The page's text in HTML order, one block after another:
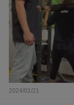
2024/01/21